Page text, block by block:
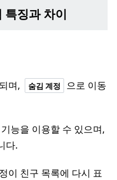
특징과 차이
며, 숨김 계정
으로 이동
능을 이용할 수 있으며,
다.
이 친구 목록에 다시 표